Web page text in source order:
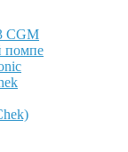
CGM
помпе